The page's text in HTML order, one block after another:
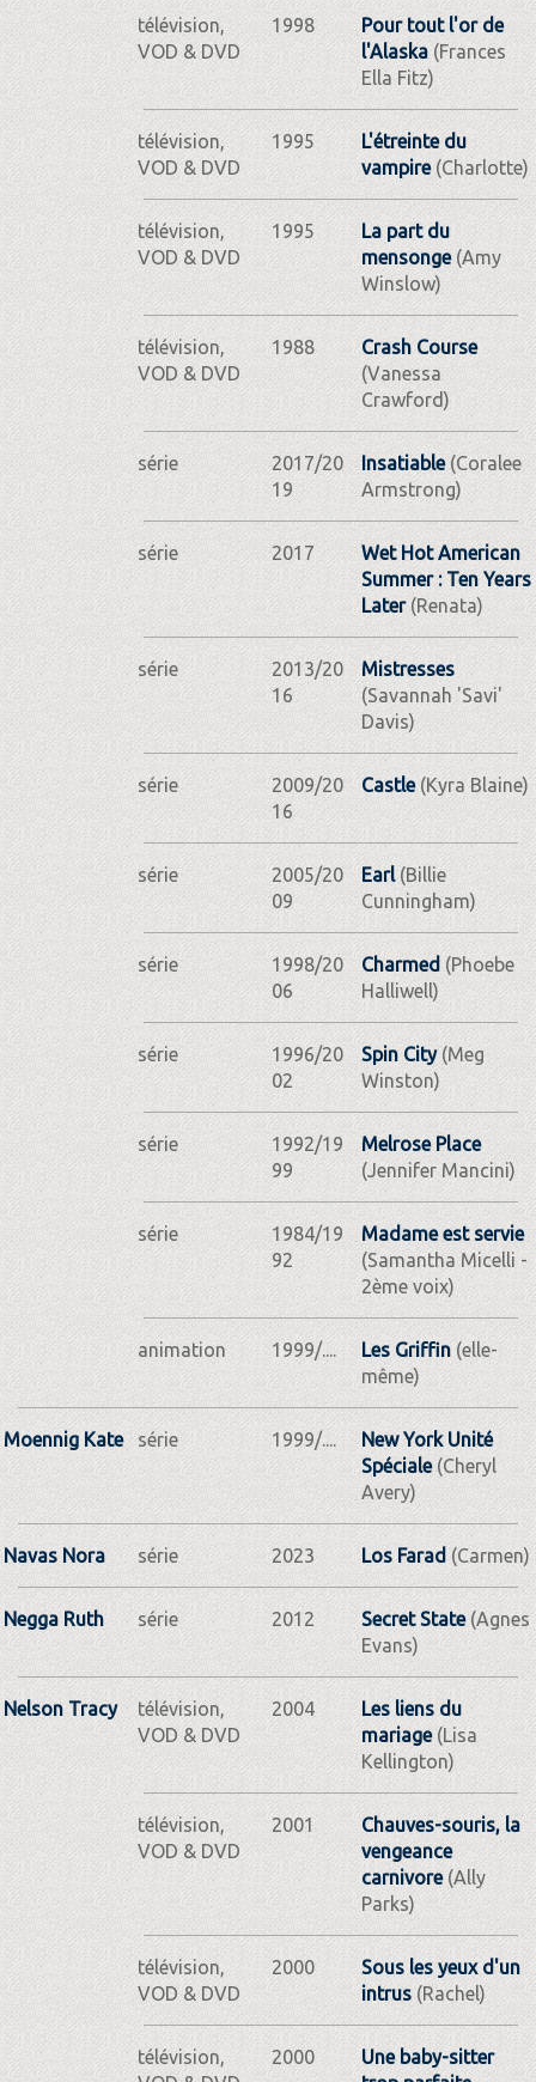
télévision,
VOD & DVD
1998
Pour tout l'or de
l'Alaska(Frances
Ella Fitz)
télévision,
VOD & DVD
1995
L'étreinte du
vampire(Charlotte)
télévision,
VOD & DVD
1995
La part du
mensonge(Amy
Winslow)
télévision,
VOD & DVD
1988
Crash Course
(Vanessa
Crawford)
série
2017/20
19
Insatiable(Coralee
Armstrong)
série 2017
Wet Hot American
Summer : Ten Years
Later(Renata)
série
2013/20
16
Mistresses
(Savannah 'Savi'
Davis)
série
2009/20
16
Castle(Kyra Blaine)
série
2005/20
09
Earl(Billie
Cunningham)
série
1998/20
06
Charmed (Phoebe
Halliwell)
série
1996/20
02
Spin City(Meg
Winston)
série
1992/19
99
Melrose Place
(Jennifer Mancini)
série
1984/19
92
Madame est servie
(Samantha Micelli -
2ème voix)
animation 1999/.... Les Griffin(elle-
même)
Moennig Kate série 1999/....
New York Unité
Spéciale(Cheryl
Avery)
Navas Nora série 2023 Los Farad (Carmen)
Negga Ruth série 2012 Secret State(Agnes
Evans)
Nelson Tracy
télévision,
VOD & DVD
2004
Les liens du
mariage(Lisa
Kellington)
télévision,
VOD & DVD
2001
Chauves-souris, la
vengeance
carnivore(Ally
Parks)
télévision,
VOD & DVD
2000
Sous les yeux d'un
intrus(Rachel)
télévision,
2000
Une baby-sitter